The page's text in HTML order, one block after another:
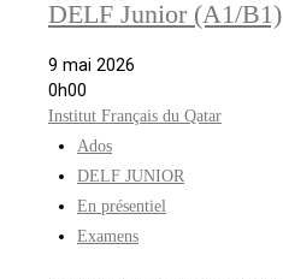
DELF Junior (A1/B1)
9 mai 2026
0h00
Institut Français du Qatar
Ados
DELF JUNIOR
En présentiel
Examens